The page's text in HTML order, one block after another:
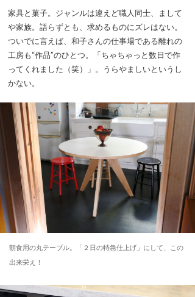
家具と菓子。ジャンルは違えど職人同士、まして
や家族。語らずとも、求めるものにズレはない。
ついでに言えば、和子さんの仕事場である離れの
工房も“作品”のひとつ。「ちゃちゃっと数日で作
ってくれました（笑）」。うらやましいというし
かない。
朝食用の丸テーブル。「２日の特急仕上げ」にして、この
出来栄え！